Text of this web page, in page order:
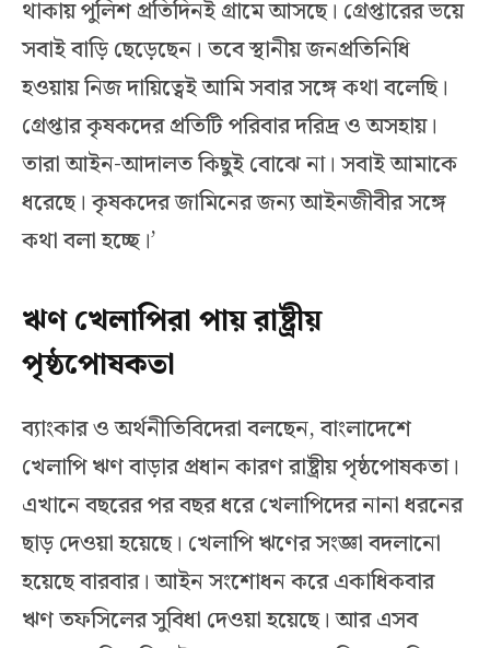
থাকায় পুলিশ প্রতিদিনই গ্রামে আসছে। গ্রেপ্তারের ভয়ে
সবাই বাড়ি ছেড়েছেন। তবে স্থানীয় জনপ্রতিনিধি
হওয়ায় নিজ দায়িত্বেই আমি সবার সঙ্গে কথা বলেছি।
গ্রেপ্তার কৃষকদের প্রতিটি পরিবার দরিদ্র ও অসহায়।
তারা আইন-আদালত কিছুই বোঝে না। সবাই আমাকে
ধরেছে। কৃষকদের জামিনের জন্য আইনজীবীর সঙ্গে
কথা বলা হচ্ছে।’
ঋণ খেলাপিরা পায় রাষ্ট্রীয়
পৃষ্ঠপোষকতা
ব্যাংকার ও অর্থনীতিবিদেরা বলছেন, বাংলাদেশে
খেলাপি ঋণ বাড়ার প্রধান কারণ রাষ্ট্রীয় পৃষ্ঠপোষকতা।
এখানে বছরের পর বছর ধরে খেলাপিদের নানা ধরনের
ছাড় দেওয়া হয়েছে। খেলাপি ঋণের সংজ্ঞা বদলানো
হয়েছে বারবার। আইন সংশোধন করে একাধিকবার
ঋণ তফসিলের সুবিধা দেওয়া হয়েছে। আর এসব